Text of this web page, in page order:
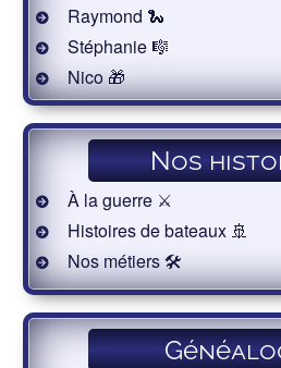
Raymond 🐍
Stéphanie 🎼
Nico 🎁
Nos
À la guerre ⚔️
Histoires de bateaux 🚢
Nos métiers 🛠